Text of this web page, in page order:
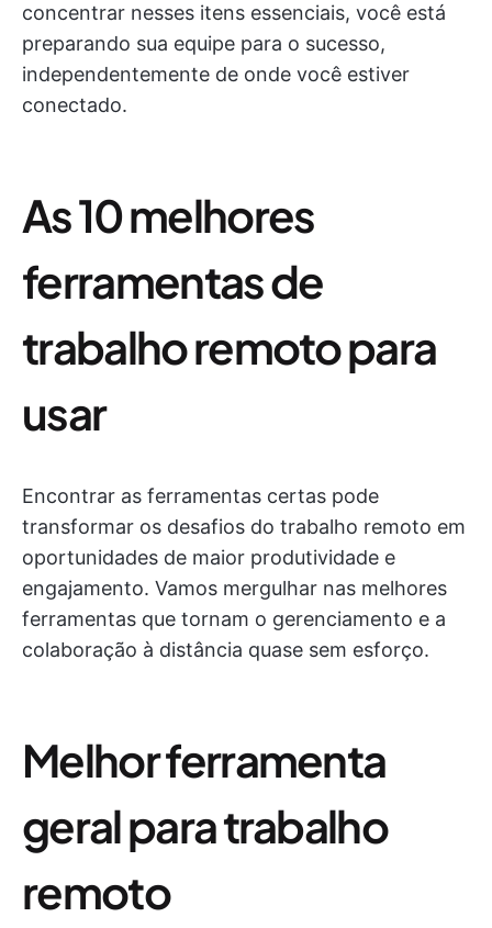
concentrar nesses itens essenciais, você está
preparando sua equipe para o sucesso,
independentemente de onde você estiver
conectado.
As 10 melhores
ferramentas de
trabalho remoto para
usar
Encontrar as ferramentas certas pode
transformar os desafios do trabalho remoto em
oportunidades de maior produtividade e
engajamento. Vamos mergulhar nas melhores
ferramentas que tornam o gerenciamento e a
colaboração à distância quase sem esforço.
Melhor ferramenta
geral para trabalho
remoto